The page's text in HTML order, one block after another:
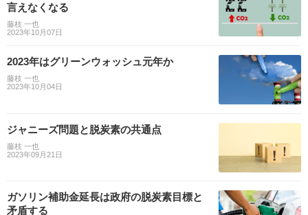
言えなくなる
藤枝 一也
2023年10月07日
2023年はグリーンウォッシュ元年か
藤枝 一也
2023年10月04日
ジャニーズ問題と脱炭素の共通点
藤枝 一也
2023年09月21日
ガソリン補助金延長は政府の脱炭素目標と
矛盾する